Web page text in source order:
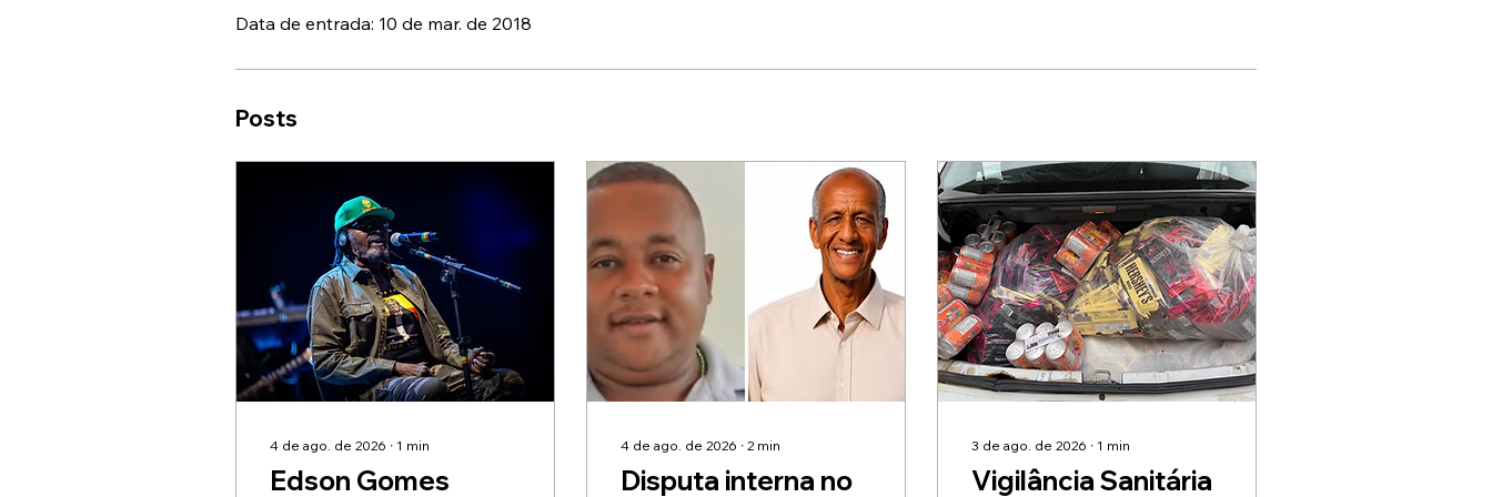
Data de entrada: 10 de mar. de 2018
Posts
4 de ago. de 2026 ∙ 1 min
Edson Gomes
4 de ago. de 2026 ∙ 2 min
Disputa interna no
3 de ago. de 2026 ∙ 1 min
Vigilância Sanitária